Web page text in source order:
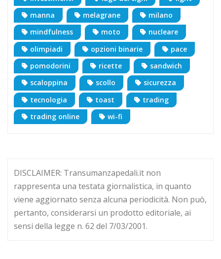
manna
melagrane
milano
mindfulness
moto
nucleare
olimpiadi
opzioni binarie
pace
pomodorini
ricette
sandwich
scaloppina
scollo
sicurezza
tecnologia
toast
trading
trading online
wi-fi
DISCLAIMER: Transumanzapedali.it non
rappresenta una testata giornalistica, in quanto
viene aggiornato senza alcuna periodicità. Non può,
pertanto, considerarsi un prodotto editoriale, ai
sensi della legge n. 62 del 7/03/2001.